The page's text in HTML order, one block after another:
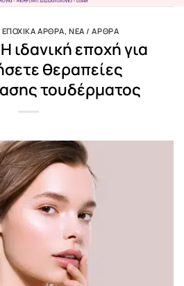
ΕΠΟΧΙΚΑ ΑΡΘΡΑ,ΝΕΑ / ΑΡΘΡΑ
ιδανική εποχή για
θεραπείες
τουδέρματος